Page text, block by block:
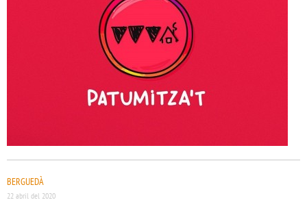
BERGUEDÀ
22 abril del 2020